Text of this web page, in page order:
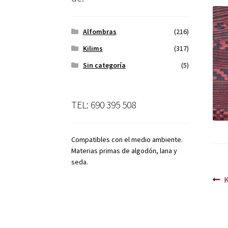
Alfombras
(216)
Kilims
(317)
Sin categoría
(5)
TEL: 690 395 508
Compatibles con el medio ambiente.
Materias primas de algodón, lana y
seda.